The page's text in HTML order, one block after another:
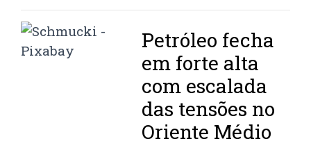
Petróleo fecha
em forte alta
com escalada
das tensões no
Oriente Médio